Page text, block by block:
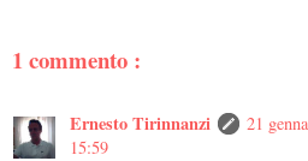
1 commento :
Ernesto Tirinnanzi
21
15:59